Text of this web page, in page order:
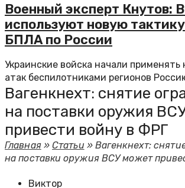
Военный эксперт Кнутов:
используют новую
БПЛА по России
Украинские войска начали применять
атак беспилотниками регионов
Вагенкнехт: снятие
на поставки оружия
привести войну в ФРГ
Главная»Статьи » Вагенкнехт:
на поставки оружия ВСУ может
Виктор